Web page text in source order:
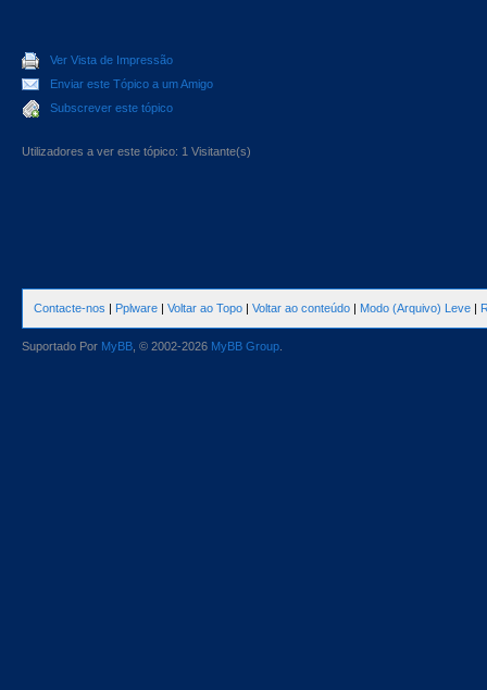
Ver Vista de Impressão
Enviar este Tópico a um Amigo
Subscrever este tópico
Utilizadores a ver este tópico: 1 Visitante(s)
Contacte-nos | Pplware | Voltar ao Topo | Voltar ao conteúdo | Modo (Arquivo) Leve |
Suportado Por MyBB , © 2002-2026 MyBB Group